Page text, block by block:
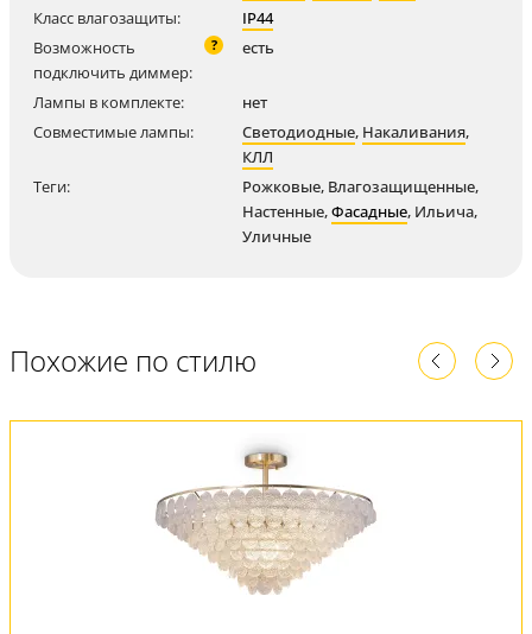
Класс влагозащиты:
IP44
Возможность
подключить диммер:
? есть
Лампы в комплекте:
нет
Совместимые лампы:
Светодиодные, Накаливания,
КЛЛ
Теги:
Рожковые, Влагозащищенные,
Настенные,Фасадные, Ильича,
Уличные
Похожие по стилю